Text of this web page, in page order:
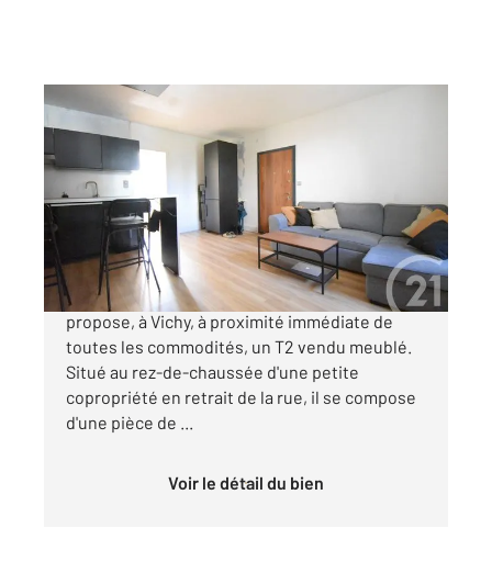
VICHY 03
41,56 m , 2 pièces
Ref : 1873
Appartement T2 à vendre
114 000 €
Votre Agence Century 21 GNT Immobilier vous
propose, à Vichy, à proximité immédiate de
toutes les commodités, un T2 vendu meublé.
Situé au rez-de-chaussée d'une petite
copropriété en retrait de la rue, il se compose
d'une pièce de ...
Voir le détail du bien